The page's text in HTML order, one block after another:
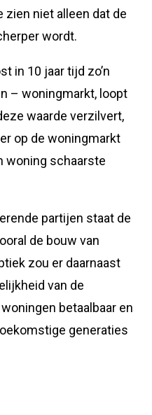
zien niet alleen dat de
wordt.
in 10 jaar tijd zo’n
– woningmarkt, loopt
waarde verzilvert,
op de woningmarkt
woning schaarste
partijen staat de
de bouw van
zou er daarnaast
van de
betaalbaar en
generaties